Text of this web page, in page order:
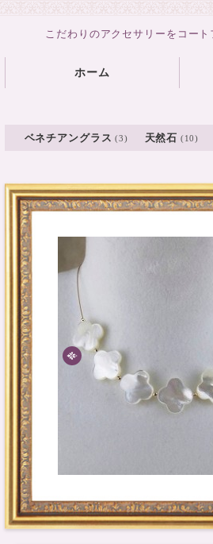
こだわりのアクセサリーをコー
ホーム
ベネチアングラス (3) 天然石 (10)